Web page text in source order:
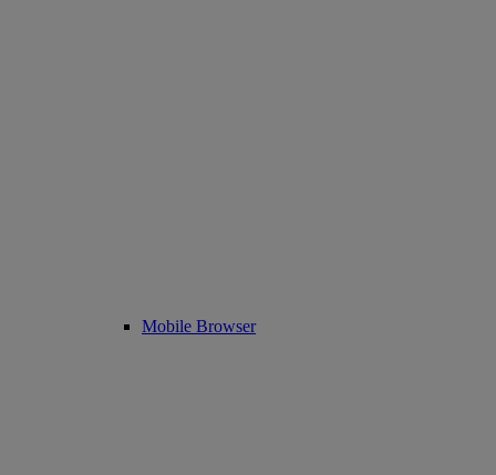
Mobile Browser